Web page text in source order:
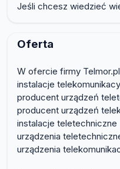
Jeśli chcesz wiedzieć
Oferta
W ofercie firmy
instalacje
producent urządzeń
producent urządzeń
instalacje teletechniczne
urządzenia
urządzenia